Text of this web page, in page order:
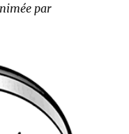
par